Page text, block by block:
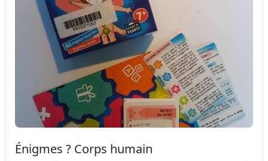
Énigmes ? Corps humain